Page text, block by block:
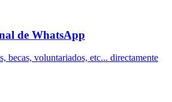
de WhatsApp
becas, voluntariados, etc... directamente